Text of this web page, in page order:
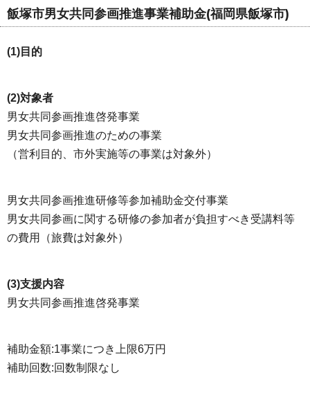
飯塚市男女共同参画推進事業補助金(福岡県飯塚市)
(1)目的
(2)対象者
男女共同参画推進啓発事業
男女共同参画推進のための事業
（営利目的、市外実施等の事業は対象外）
男女共同参画推進研修等参加補助金交付事業
男女共同参画に関する研修の参加者が負担すべき受講料等
の費用（旅費は対象外）
(3)支援内容
男女共同参画推進啓発事業
補助金額:1事業につき上限6万円
補助回数:回数制限なし